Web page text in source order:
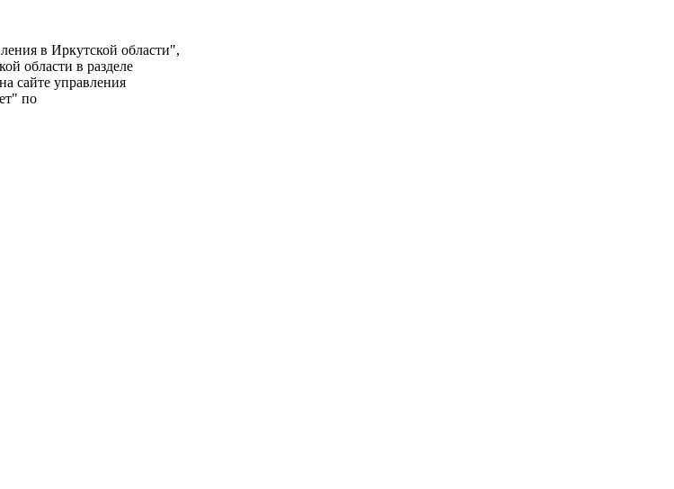
в Иркутской области",
области в разделе
сайте управления
по